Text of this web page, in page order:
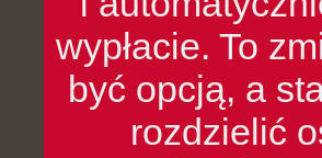
wypłacie. To
być opcją, a
rozdzielić